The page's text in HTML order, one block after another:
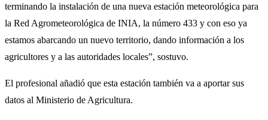
terminando la instalación de una nueva estación meteorológica para
la Red Agrometeorológica de INIA, la número 433 y con eso ya
estamos abarcando un nuevo territorio, dando información a los
agricultores y a las autoridades locales”, sostuvo.
El profesional añadió que esta estación también va a aportar sus
datos al Ministerio de Agricultura.